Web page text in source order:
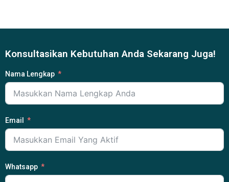
Konsultasikan Kebutuhan Anda Sekarang Juga!
Nama Lengkap
Email
Whatsapp